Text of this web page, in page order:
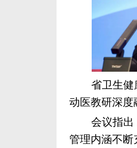
省卫生健
动医教研深度
会议指出
管理内涵不断